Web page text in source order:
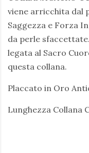
viene arricchita dal
Saggezza e Forza
da perle
legata al Sacro
questa collana.
Placcato in Oro
Lunghezza Collana